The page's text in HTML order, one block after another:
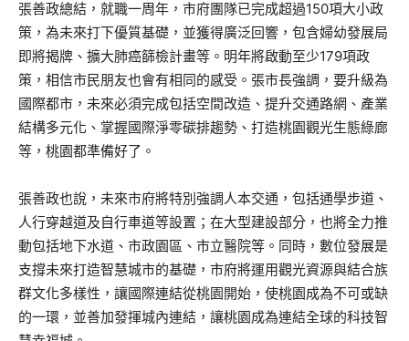
張善政總結，就職一周年，市府團隊已完成超過150項大小政
策，為未來打下優質基礎，並獲得廣泛回響，包含婦幼發展局
即將揭牌、擴大肺癌篩檢計畫等。明年將啟動至少179項政
策，相信市民朋友也會有相同的感受。張市長強調，要升級為
國際都市，未來必須完成包括空間改造、提升交通路網、產業
結構多元化、掌握國際淨零碳排趨勢、打造桃園觀光生態綠廊
等，桃園都準備好了。
張善政也說，未來市府將特別強調人本交通，包括通學步道、
人行穿越道及自行車道等設置；在大型建設部分，也將全力推
動包括地下水道、市政園區、市立醫院等。同時，數位發展是
支撐未來打造智慧城市的基礎，市府將運用觀光資源與結合族
群文化多樣性，讓國際連結從桃園開始，使桃園成為不可或缺
的一環，並善加發揮城內連結，讓桃園成為連結全球的科技智